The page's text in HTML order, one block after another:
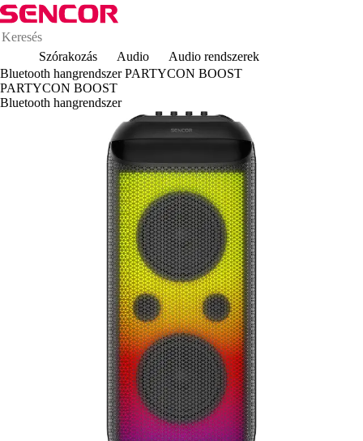
Szórakozás Audio
Audio rendszerek
Bluetooth hangrendszer PARTYCON BOOST
PARTYCON BOOST
Bluetooth hangrendszer